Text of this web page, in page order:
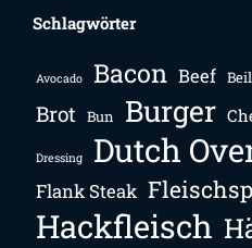
Schlagwörter
Avocado Bacon Beef
Brot Bun Burger
Dressing Dutch
Flank Steak
Hackfleisch